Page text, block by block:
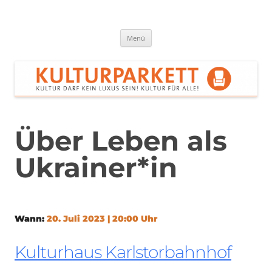
Menü
Über Leben als
Ukrainer*in
Wann: 20. Juli 2023 | 20:00 Uhr
Kulturhaus Karlstorbahnhof